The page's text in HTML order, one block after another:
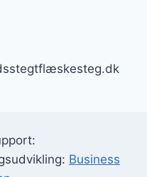
Business